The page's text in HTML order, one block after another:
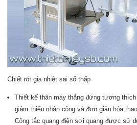
Chiết rót gia nhiệt sai số thấp
Thiết kế thân máy thẳng đứng tương
giảm thiểu nhân công và đơn giản hóa
Công tắc quang điện sợi quang được sử